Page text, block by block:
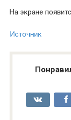
На экране
Источник